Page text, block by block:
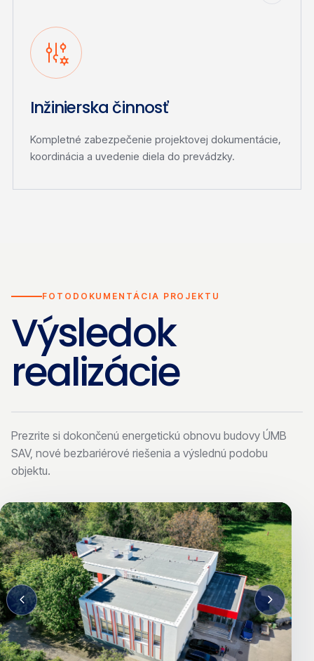
Inžinierska činnosť
Kompletné zabezpečenie projektovej dokumentácie,
koordinácia a uvedenie diela do prevádzky.
FOTODOKUMENTÁCIA PROJEKTU
Výsledok
realizácie
Prezrite si dokončenú energetickú obnovu budovy ÚMB
SAV, nové bezbariérové riešenia a výslednú podobu
objektu.